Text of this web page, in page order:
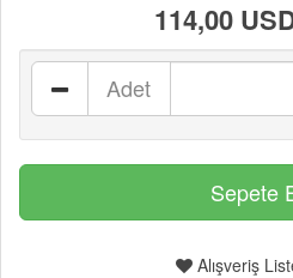
114,00
Adet
Alışveriş